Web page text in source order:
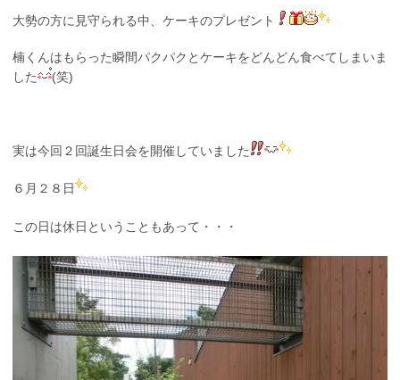
大勢の方に見守られる中、ケーキのプレゼント
楠くんはもらった瞬間パクパクとケーキをどんどん食べてしまいま
した
(笑)
実は今回２回誕生日会を開催していました
６月２８日
この日は休日ということもあって・・・